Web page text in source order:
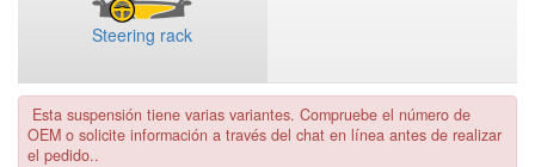
Steering rack
Esta suspensión tiene varias variantes. Compruebe el número de
OEM o solicite información a través del chat en línea antes de realizar
el pedido..